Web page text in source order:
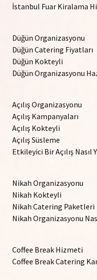
İstanbul Fuar Kiralama
Düğün Organizasyonu
Düğün Catering Fiyatları
Düğün Kokteyli
Düğün Organizasyonu
Açılış Organizasyonu
Açılış Kampanyaları
Açılış Kokteyli
Açılış Süsleme
Etkileyici Bir Açılış Nasıl
Nikah Organizasyonu
Nikah Kokteyli
Nikah Catering Paketleri
Nikah Organizasyonu
Coffee Break Hizmeti
Coffee Break Catering